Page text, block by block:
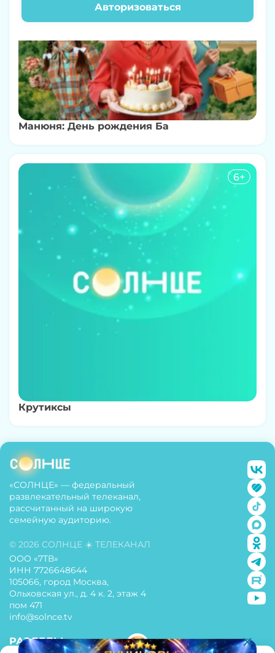
Авторизоваться
Манюня: День рождения Ба
6+
Крутиксы
«СОЛНЦЕ» — федеральный
развлекательный телеканал,
рассчитанный на широкую
семейную аудиторию.
© 2026 СОЛНЦЕ ☀️ ТЕЛЕКАНАЛ
ООО «7ТВ»
ИНН 7726648644
105066, город Москва,
Ольховская ул., д. 4 к. 2, этаж 4
пом 471
info@solnce.tv
РАЗДЕЛЫ